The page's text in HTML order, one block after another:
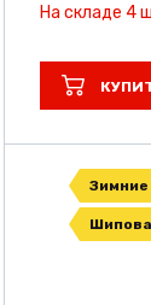
На складе 4
Зимние